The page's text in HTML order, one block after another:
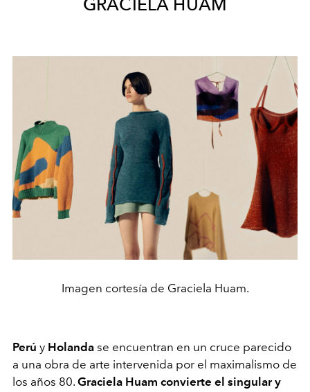
Imagen cortesía de Graciela Huam.
Perú y Holanda se encuentran en un cruce parecido
a una obra de arte intervenida por el maximalismo de
los años 80. Graciela Huam convierte el singular y